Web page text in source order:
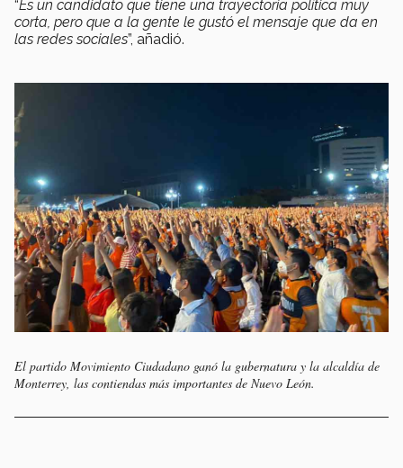
“Es un candidato que tiene una trayectoria política muy
corta, pero que a la gente le gustó el mensaje que da en
las redes sociales”, añadió.
El partido Movimiento Ciudadano ganó la gubernatura y la alcaldía de
Monterrey, las contiendas más importantes de Nuevo León.